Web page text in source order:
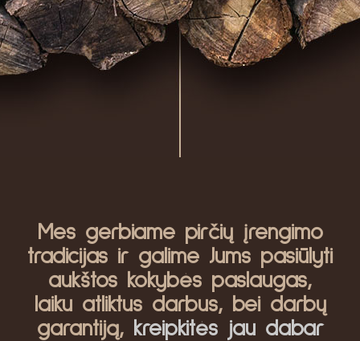
Mes gerbiame pirčių įrengimo
tradicijas ir galime Jums pasiūlyti
aukštos kokybės paslaugas,
laiku atliktus darbus, bei darbų
garantiją, kreipkitės jau dabar